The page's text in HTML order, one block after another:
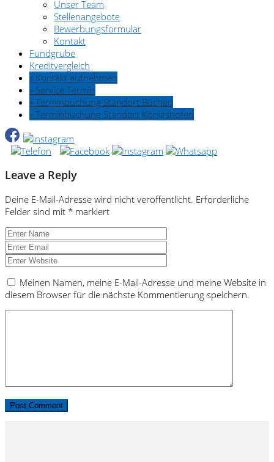
Unser Team
Stellenangebote
Bewerbungsformular
Kontakt
Fundgrube
Kreditvergleich
» Kontakt aufnehmen
» Service Termin
» Terminbuchung Standort Buchen
» Terminbuchung Standort Königshofen
Leave a Reply
Deine E-Mail-Adresse wird nicht veröffentlicht. Erforderliche
Felder sind mit * markiert
Meinen Namen, meine E-Mail-Adresse und meine Website in
diesem Browser für die nächste Kommentierung speichern.